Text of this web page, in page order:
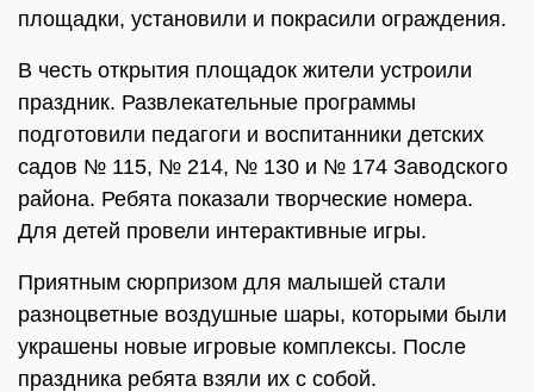
площадки, установили и покрасили ограждения.
В честь открытия площадок жители устроили
праздник. Развлекательные программы
подготовили педагоги и воспитанники детских
садов № 115, № 214, № 130 и № 174 Заводского
района. Ребята показали творческие номера.
Для детей провели интерактивные игры.
Приятным сюрпризом для малышей стали
разноцветные воздушные шары, которыми были
украшены новые игровые комплексы. После
праздника ребята взяли их с собой.